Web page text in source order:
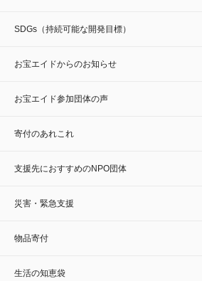
SDGs（持続可能な開発目標）
お宝エイドからのお知らせ
お宝エイド参加団体の声
寄付のあれこれ
支援先におすすめのNPO団体
災害・緊急支援
物品寄付
生活の知恵袋